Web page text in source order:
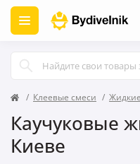
Клеевые смеси
Каучуковые
Киеве